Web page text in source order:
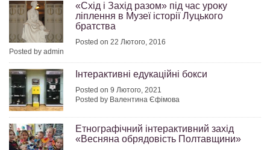
«Схід і Захід разом» під час уроку
ліплення в Музеї історії Луцького
братства
Posted on 22 Лютого, 2016
Posted by admin
Інтерактивні едукаційні бокси
Posted on 9 Лютого, 2021
Posted by Валентина Єфімова
Етнографічний інтерактивний захід
«Весняна обрядовість Полтавщини»